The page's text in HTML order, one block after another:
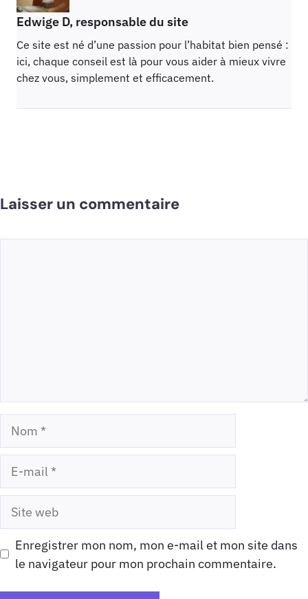
Edwige D, responsable du site
Ce site est né d’une passion pour l’habitat bien pensé :
ici, chaque conseil est là pour vous aider à mieux vivre
chez vous, simplement et efficacement.
Laisser un commentaire
Nom
Site
Enregistrer mon nom, mon e-mail et mon site dans
le navigateur pour mon prochain commentaire.